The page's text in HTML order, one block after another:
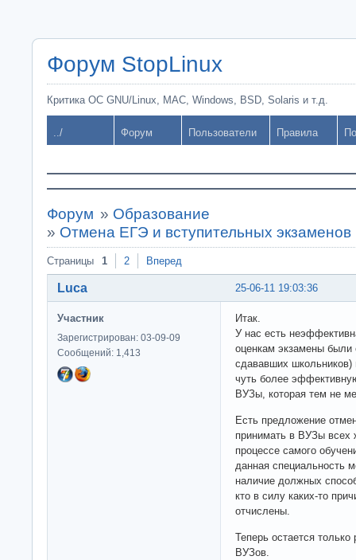
Форум StopLinux
Критика ОС GNU/Linux, MAC, Windows, BSD, Solaris и т.д.
../ Форум Пользователи Правила
Форум » Образование
» Отмена ЕГЭ и вступительных
Страницы 1 2 Вперед
25-06-11 19:03:36
Luca
Участник
Зарегистрирован: 03-09-09
Сообщений: 1,413
Итак.
У нас есть
оценкам экзамены были
сдававших
чуть более
ВУЗы, которая тем не
Есть предложение
принимать в ВУЗы всех
процессе самого
данная специальность
наличие должных
кто в силу каких-то
отчислены.
Теперь остается
ВУЗов.